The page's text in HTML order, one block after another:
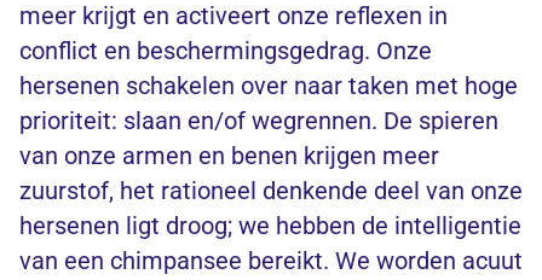
meer krijgt en activeert onze reflexen in
conflict en beschermingsgedrag. Onze
hersenen schakelen over naar taken met hoge
prioriteit: slaan en/of wegrennen. De spieren
van onze armen en benen krijgen meer
zuurstof, het rationeel denkende deel van onze
hersenen ligt droog; we hebben de intelligentie
van een chimpansee bereikt. We worden acuut